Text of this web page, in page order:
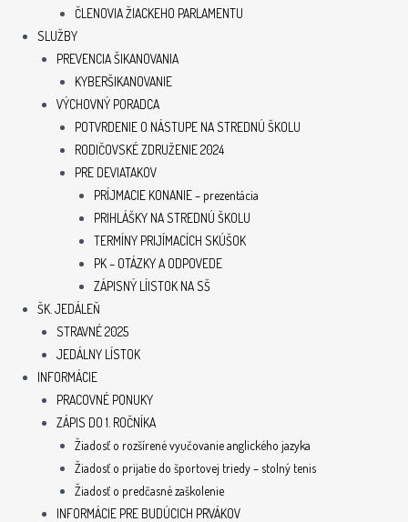
ČLENOVIA ŽIACKEHO PARLAMENTU
SLUŽBY
PREVENCIA ŠIKANOVANIA
KYBERŠIKANOVANIE
VÝCHOVNÝ PORADCA
POTVRDENIE O NÁSTUPE NA STREDNÚ ŠKOLU
RODIČOVSKÉ ZDRUŽENIE 2024
PRE DEVIATAKOV
PRÍJMACIE KONANIE – prezentácia
PRIHLÁŠKY NA STREDNÚ ŠKOLU
TERMÍNY PRIJÍMACÍCH SKÚŠOK
PK – OTÁZKY A ODPOVEDE
ZÁPISNÝ LÍISTOK NA SŠ
ŠK. JEDÁLEŇ
STRAVNÉ 2025
JEDÁLNY LÍSTOK
INFORMÁCIE
PRACOVNÉ PONUKY
ZÁPIS DO 1. ROČNÍKA
Žiadosť o rozšírené vyučovanie anglického jazyka
Žiadosť o prijatie do športovej triedy – stolný tenis
Žiadosť o predčasné zaškolenie
INFORMÁCIE PRE BUDÚCICH PRVÁKOV